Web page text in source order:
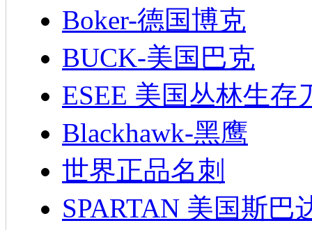
Boker-德国博克
BUCK-美国巴克
ESEE 美国丛林生存
Blackhawk-黑鹰
世界正品名刺
SPARTAN 美国斯巴